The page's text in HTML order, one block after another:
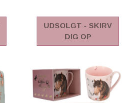
UDSOLGT - SKIRV
DIG OP